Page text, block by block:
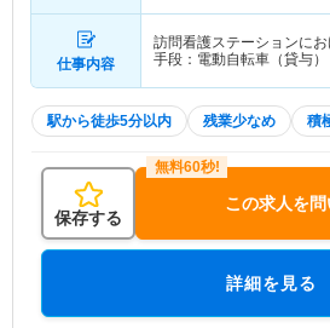
仕事内容
訪問看護ステーションに
手段：電動自転車（貸与）
駅から徒歩5分以内 残業少なめ 積
保存する
この求人を
詳細を見る